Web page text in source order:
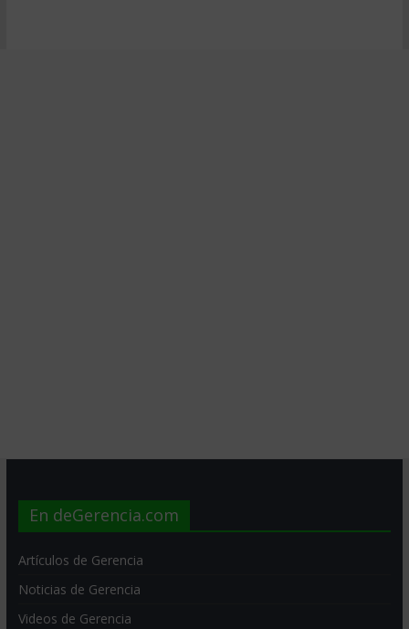
En deGerencia.com
Artículos de Gerencia
Noticias de Gerencia
Videos de Gerencia